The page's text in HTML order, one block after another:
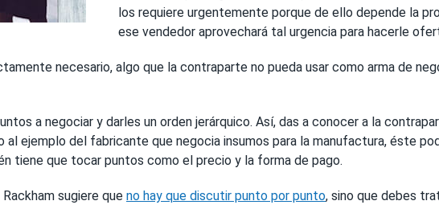
los requiere urgentemente porque de ello depende la
ese vendedor aprovechará tal urgencia para hacerle
necesario, algo que la contraparte no pueda usar como arma de
a negociar y darles un orden jerárquico. Así, das a conocer a la
ejemplo del fabricante que negocia insumos para la manufactura, éste
tiene que tocar puntos como el precio y la forma de pago.
sugiere que no hay que discutir punto por punto, sino que debes